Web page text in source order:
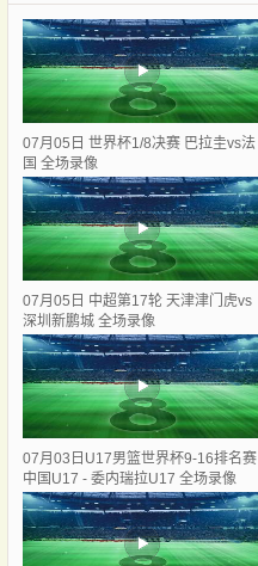
07月05日 世界杯1/8决赛 巴拉圭vs法
国 全场录像
07月05日 中超第17轮 天津津门虎vs
深圳新鹏城 全场录像
07月03日U17男篮世界杯9-16排名赛
中国U17 - 委内瑞拉U17 全场录像